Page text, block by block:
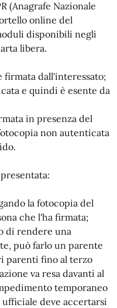
(Anagrafe Nazionale
online del
disponibili negli
libera.
firmata dall'interessato;
e quindi è esente da
in presenza del
non autenticata
la fotocopia del
che l'ha firmata;
di rendere una
può farlo un parente
parenti fino al terzo
va resa davanti al
temporaneo
deve accertarsi